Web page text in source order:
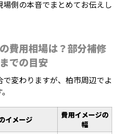
側の本音でまとめてお伝えし
費用相場は？部分補修
での目安
変わりますが、柏市周辺でよ
イメージ
費用イメージの
幅